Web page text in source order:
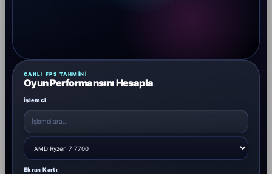
CANLI FPS TAHMINI
Oyun Performansını Hesapla
İşlemci
Ekran Kartı